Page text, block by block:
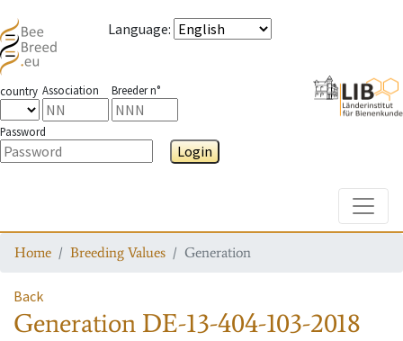
Language:
country Association Breeder n°
Password
Login
Home Breeding Values Generation
Back
Generation DE-13-404-103-2018